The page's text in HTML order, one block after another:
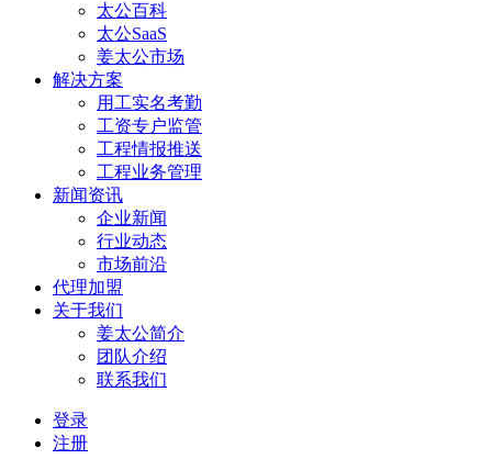
太公百科
太公SaaS
姜太公市场
解决方案
用工实名考勤
工资专户监管
工程情报推送
工程业务管理
新闻资讯
企业新闻
行业动态
市场前沿
代理加盟
关于我们
姜太公简介
团队介绍
联系我们
登录
注册